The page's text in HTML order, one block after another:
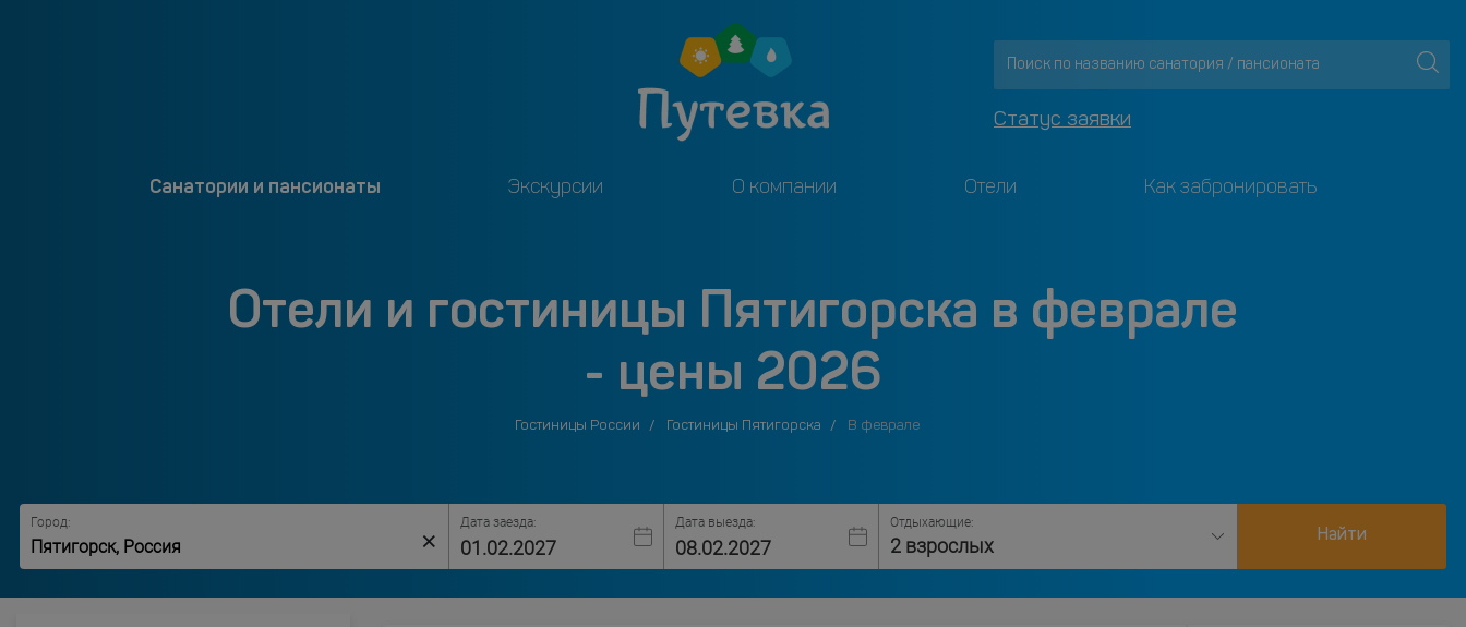
Статус заявки
Санатории и пансионаты Экскурсии О компании Отели Как забронировать
Отели и гостиницы Пятигорска в феврале
- цены 2026
Гостиницы России Гостиницы Пятигорска В феврале
Город:
×
Дата заезда: Дата выезда: Отдыхающие:
2 взрослых Найти